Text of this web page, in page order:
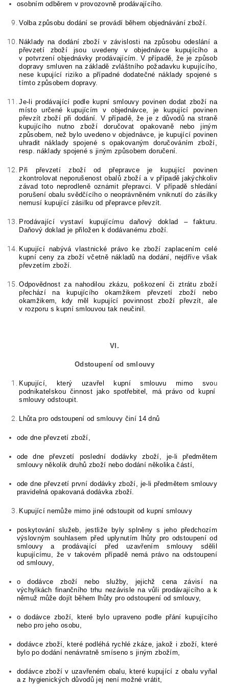
osobním odběrem v provozovně prodávajícího.
Volba způsobu dodání se provádí během objednávání zboží.
Náklady na dodání zboží v závislosti na způsobu odeslání a
převzetí zboží jsou uvedeny v objednávce kupujícího a
v potvrzení objednávky prodávajícím. V případě, že je způsob
dopravy smluven na základě zvláštního požadavku kupujícího,
nese kupující riziko a případné dodatečné náklady spojené s
tímto způsobem dopravy.
Je-li prodávající podle kupní smlouvy povinen dodat zboží na
místo určené kupujícím v objednávce, je kupující povinen
převzít zboží při dodání. V případě, že je z důvodů na straně
kupujícího nutno zboží doručovat opakovaně nebo jiným
způsobem, než bylo uvedeno v objednávce, je kupující povinen
uhradit náklady spojené s opakovaným doručováním zboží,
resp. náklady spojené s jiným způsobem doručení.
Při převzetí zboží od přepravce je kupující povinen
zkontrolovat neporušenost obalů zboží a v případě jakýchkoliv
závad toto neprodleně oznámit přepravci. V případě shledání
porušení obalu svědčícího o neoprávněném vniknutí do zásilky
nemusí kupující zásilku od přepravce převzít.
Prodávající vystaví kupujícímu daňový doklad – fakturu.
Daňový doklad je přiložen k dodávanému zboží.
Kupující nabývá vlastnické právo ke zboží zaplacením celé
kupní ceny za zboží včetně nákladů na dodání, nejdříve však
převzetím zboží.
Odpovědnost za nahodilou zkázu, poškození či ztrátu zboží
přechází na kupujícího okamžikem převzetí zboží nebo
okamžikem, kdy měl kupující povinnost zboží převzít, ale
v rozporu s kupní smlouvou tak neučinil.
VI.
Odstoupení od smlouvy
Kupující, který uzavřel kupní smlouvu mimo svou
podnikatelskou činnost jako spotřebitel, má právo od kupní
smlouvy odstoupit.
Lhůta pro odstoupení od smlouvy činí 14 dnů
ode dne převzetí zboží,
ode dne převzetí poslední dodávky zboží, je-li předmětem
smlouvy několik druhů zboží nebo dodání několika částí,
ode dne převzetí první dodávky zboží, je-li předmětem smlouvy
pravidelná opakovaná dodávka zboží.
Kupující nemůže mimo jiné odstoupit od kupní smlouvy
poskytování služeb, jestliže byly splněny s jeho předchozím
výslovným souhlasem před uplynutím lhůty pro odstoupení od
smlouvy a prodávající před uzavřením smlouvy sdělil
kupujícímu, že v takovém případě nemá právo na odstoupení
od smlouvy,
o dodávce zboží nebo služby, jejichž cena závisí na
výchylkách finančního trhu nezávisle na vůli prodávajícího a k
němuž může dojít během lhůty pro odstoupení od smlouvy,
o dodávce zboží, které bylo upraveno podle přání kupujícího
nebo pro jeho osobu,
dodávce zboží, které podléhá rychlé zkáze, jakož i zboží, které
bylo po dodání nenávratně smíseno s jiným zbožím,
dodávce zboží v uzavřeném obalu, které kupující z obalu vyňal
a z hygienických důvodů jej není možné vrátit,